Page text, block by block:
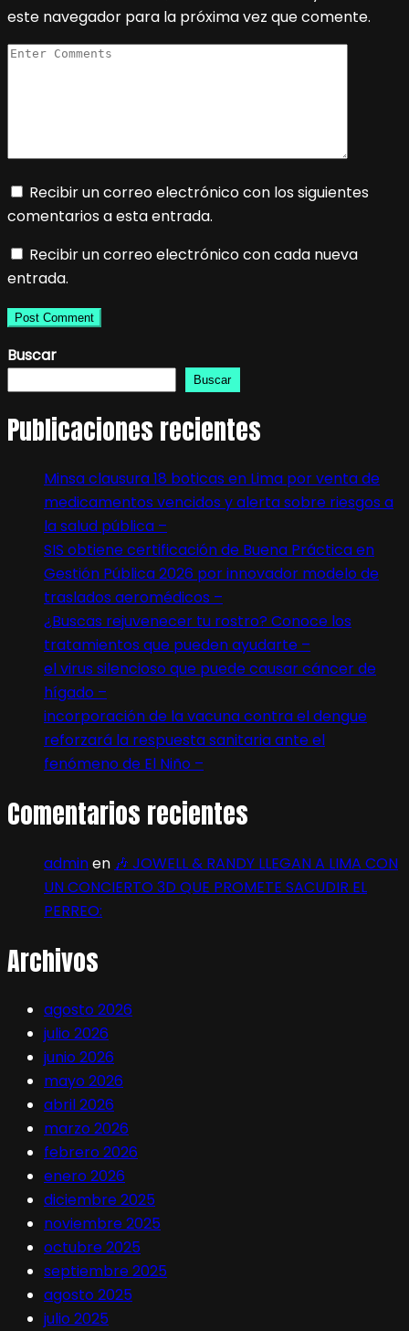
este navegador para la próxima vez que comente.
Recibir un correo electrónico con los siguientes
comentarios a esta entrada.
Recibir un correo electrónico con cada nueva
entrada.
Buscar
Buscar
Publicaciones recientes
Minsa clausura 18 boticas en Lima por venta de
medicamentos vencidos y alerta sobre riesgos a
la salud pública –
SIS obtiene certificación de Buena Práctica en
Gestión Pública 2026 por innovador modelo de
traslados aeromédicos –
¿Buscas rejuvenecer tu rostro? Conoce los
tratamientos que pueden ayudarte –
el virus silencioso que puede causar cáncer de
hígado –
incorporación de la vacuna contra el dengue
reforzará la respuesta sanitaria ante el
fenómeno de El Niño –
Comentarios recientes
adminen 🎶 JOWELL & RANDY LLEGAN A LIMA CON
UN CONCIERTO 3D QUE PROMETE SACUDIR EL
PERREO:
Archivos
agosto 2026
julio 2026
junio 2026
mayo 2026
abril 2026
marzo 2026
febrero 2026
enero 2026
diciembre 2025
noviembre 2025
octubre 2025
septiembre 2025
agosto 2025
julio 2025